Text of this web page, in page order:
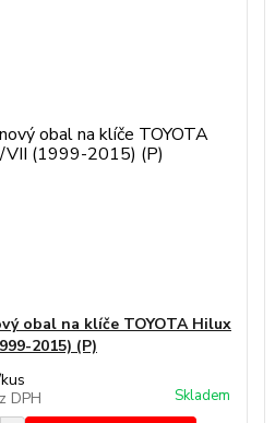
obal na klíče TOYOTA Hilux
2015) (P)
kus
DPH
Skladem